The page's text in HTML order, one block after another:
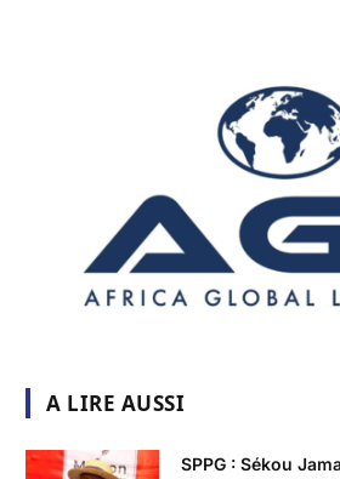
A LIRE AUSSI
SPPG : Sékou